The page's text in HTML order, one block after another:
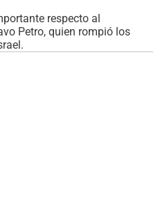
respecto al
Petro, quien rompió los